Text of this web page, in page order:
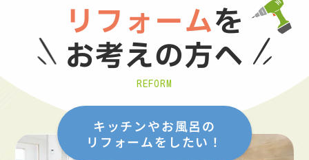
リフォームを
お考えの方へ
REFORM
キッチンやお風呂の
リフォームをしたい！